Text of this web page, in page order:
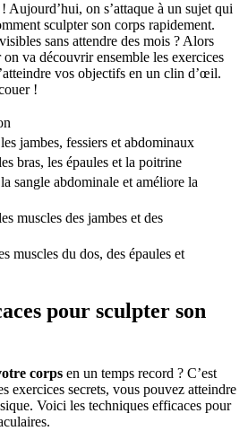
Aujourd’hui, on s’attaque à un sujet qui
sculpter son corps rapidement.
sans attendre des mois ? Alors
va découvrir ensemble les exercices
vos objectifs en un clin d’œil.
!
jambes, fessiers et abdominaux
bras, les épaules et la poitrine
sangle abdominale et améliore la
muscles des jambes et des
muscles du dos, des épaules et
pour sculpter son
corps en un temps record ? C’est
exercices secrets, vous pouvez atteindre
Voici les techniques efficaces pour